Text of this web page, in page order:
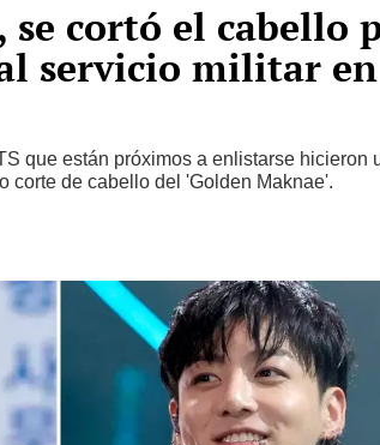
se cortó el cabello
servicio militar en
que están próximos a enlistarse hicieron
corte de cabello del 'Golden Maknae'.